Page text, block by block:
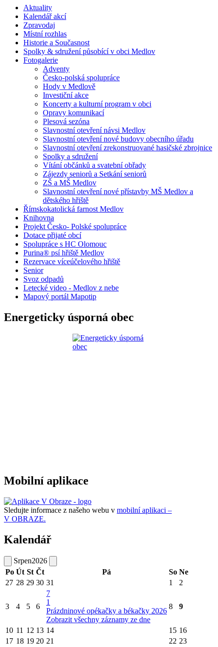
Aktuality
Kalendář akcí
Zpravodaj
Místní rozhlas
Historie a Současnost
Spolky & sdružení působící v obci Medlov
Fotogalerie
Adventy
Česko-polská spolupráce
Hody v Medlově
Investiční akce
Koncerty a kulturní program v obci
Opravy komunikací
Plesová sezóna
Slavnostní otevření návsi Medlov
Slavnostní otevření nové budovy obecního úřadu
Slavnostní otevření zrekonstruované hasičské zbrojnice
Spolky a sdružení
Vítání občánků a svatební obřady
Zájezdy seniorů a Setkání seniorů
ZŠ a MŠ Medlov
Slavnostní otevření nové přístavby MŠ Medlov a
dětského hřiště
Římskokatolická farnost Medlov
Knihovna
Projekt Česko- Polské spolupráce
Dotace přijaté obcí
Spolupráce s HC Olomouc
Purina® psí hřiště Medlov
Rezervace víceúčelového hřiště
Senior
Svoz odpadů
Letecké video - Medlov z nebe
Mapový portál Mapotip
Energeticky úsporná obec
Mobilní aplikace
Sledujte informace z našeho webu v mobilní aplikaci –
V OBRAZE.
Kalendář
Srpen2026
Po Út St Čt Pá So Ne
27 28 29 30 31 1 2
3 4 5 6
7
1
Prázdninové opékačky a békačky 2026
Zobrazit všechny záznamy ze dne
8 9
10 11 12 13 14 15 16
17 18 19 20 21 22 23